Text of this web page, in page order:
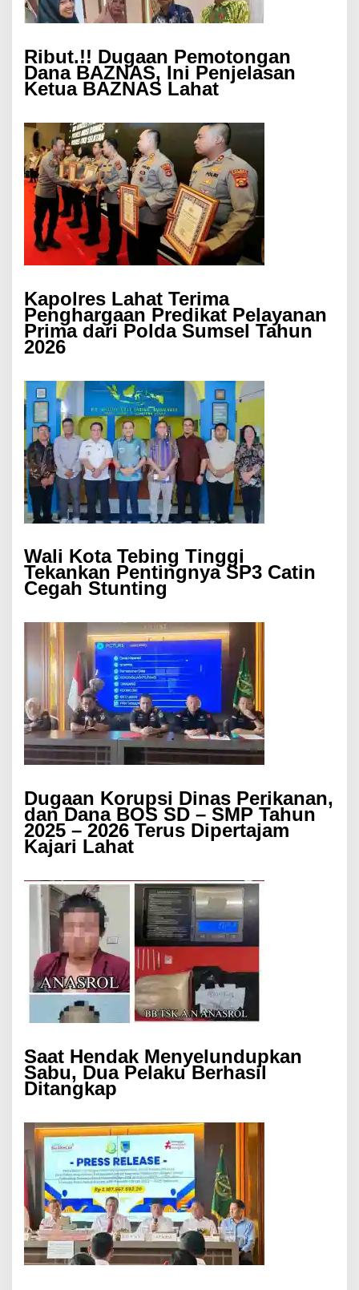
Ribut.!! Dugaan Pemotongan
Dana BAZNAS, Ini Penjelasan
Ketua BAZNAS Lahat
Kapolres Lahat Terima
Penghargaan Predikat Pelayanan
Prima dari Polda Sumsel Tahun
2026
Wali Kota Tebing Tinggi
Tekankan Pentingnya SP3 Catin
Cegah Stunting
Dugaan Korupsi Dinas Perikanan,
dan Dana BOS SD – SMP Tahun
2025 – 2026 Terus Dipertajam
Kajari Lahat
Saat Hendak Menyelundupkan
Sabu, Dua Pelaku Berhasil
Ditangkap